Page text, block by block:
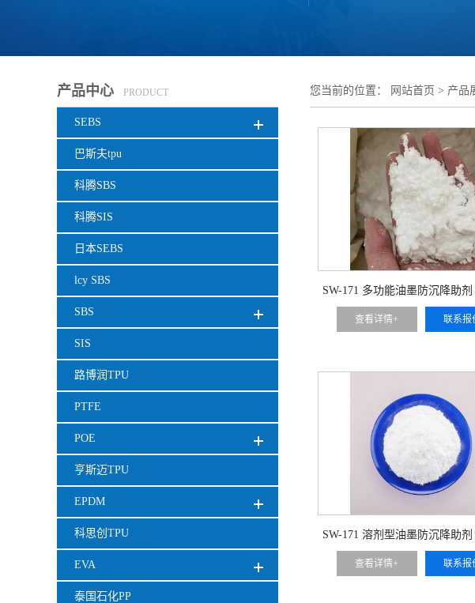
产品中心 PRODUCT
SEBS
巴斯夫tpu
科腾SBS
科腾SIS
日本SEBS
lcy SBS
SBS
SIS
路博润TPU
PTFE
POE
亨斯迈TPU
EPDM
科思创TPU
EVA
泰国石化PP
您当前的位置： 网站首页 > 产品
SW-171 多功能油墨防沉降助
降 助分散 稳粘度三重功效 适配
查看详情+ 联系报
SW-171 溶剂型油墨防沉降助剂
基树脂体系 抑制颜料分层沉降
查看详情+ 联系报